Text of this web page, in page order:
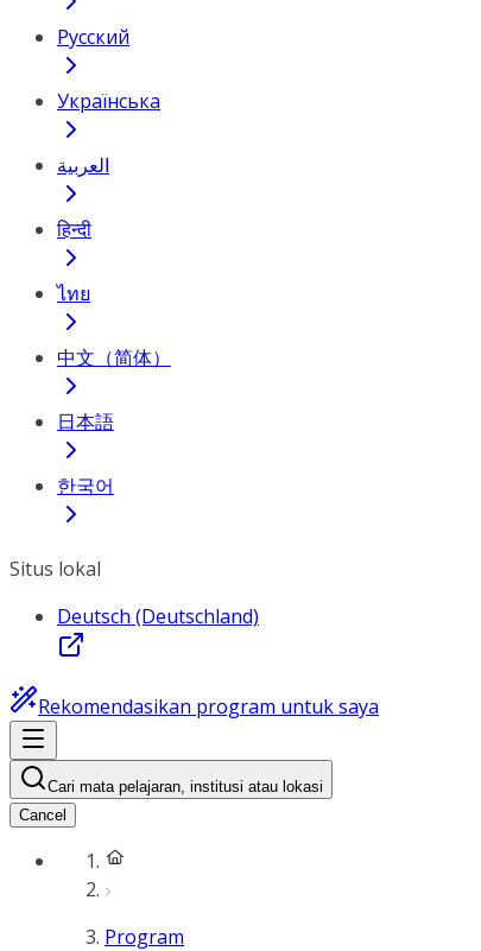
Русский
Українська
العربية
हिन्दी
ไทย
中文（简体）
日本語
한국어
Situs lokal
Deutsch (Deutschland)
Rekomendasikan program untuk saya
Cari mata pelajaran, institusi atau lokasi
Cancel
Program